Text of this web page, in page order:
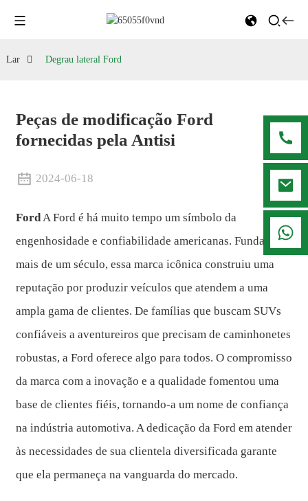
Lar Degrau lateral Ford
Peças de modificação Ford
fornecidas pela Antisi
2024-06-18
FordA Ford é há muito tempo um símbolo da
engenhosidade e confiabilidade americanas. Fundada há
mais de um século, essa marca icônica construiu uma
reputação por produzir veículos que atendem a uma
ampla gama de clientes. De famílias que buscam SUVs
confiáveis ​​a aventureiros que precisam de caminhonetes
robustas, a Ford oferece algo para todos. O compromisso
da marca com a inovação e a qualidade fomentou uma
base de clientes fiéis, tornando-a um nome de confiança
na indústria automotiva. A dedicação da Ford em atender
às necessidades de sua clientela diversificada garante
que ela permaneça na vanguarda do mercado.